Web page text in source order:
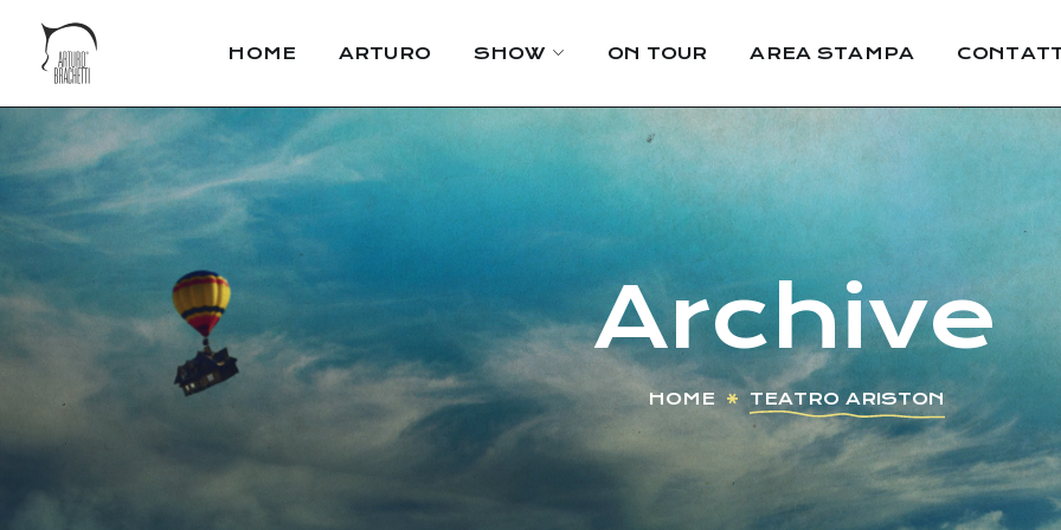
HOME ARTURO SHOW ON TOUR AREA STAMPA
Archive
HOME TEATRO ARISTON